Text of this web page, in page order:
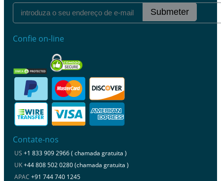
Submeter
Confie on-line
Contate-nos
US +1 833 909 2966 ( chamada gratuita )
UK+44 808 502 0280 (chamada gratuita )
APAC +91 744 740 1245